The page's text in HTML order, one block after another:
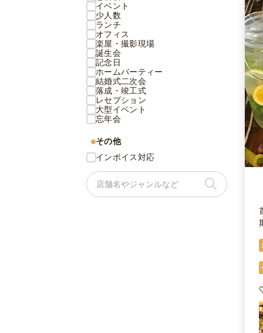
イベント
少人数
ランチ
オフィス
楽屋・撮影現場
誕生会
記念日
ホームパーティー
結婚式二次会
落成・竣工式
レセプション
大型イベント
忘年会
その他
インボイス対応